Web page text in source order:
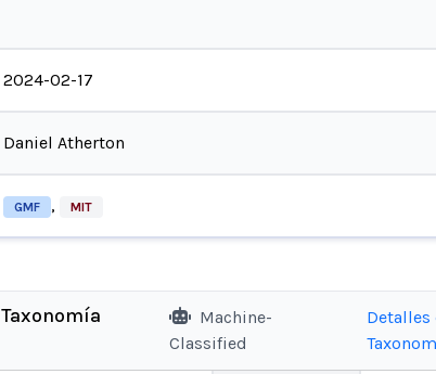
2024-02-17
Daniel Atherton
GMF , MIT
Machine-
Classified
Detalles